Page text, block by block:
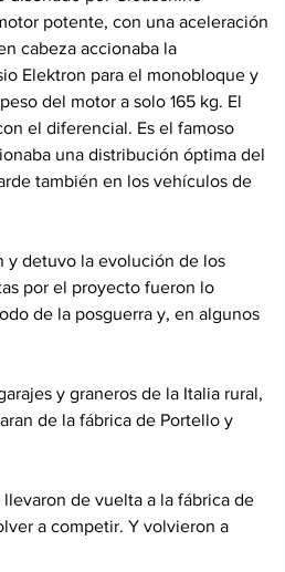
potente, con una aceleración
cabeza accionaba la
Elektron para el monobloque y
del motor a solo 165 kg. El
el diferencial. Es el famoso
una distribución óptima del
también en los vehículos de
y detuvo la evolución de los
por el proyecto fueron lo
de la posguerra y, en algunos
y graneros de la Italia rural,
de la fábrica de Portello y
de vuelta a la fábrica de
a competir. Y volvieron a